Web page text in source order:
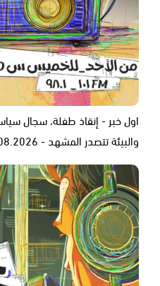
اول خبر - إنقاذ طفلة، سجال
والبيئة تتصدر المشهد - 05.08.2026